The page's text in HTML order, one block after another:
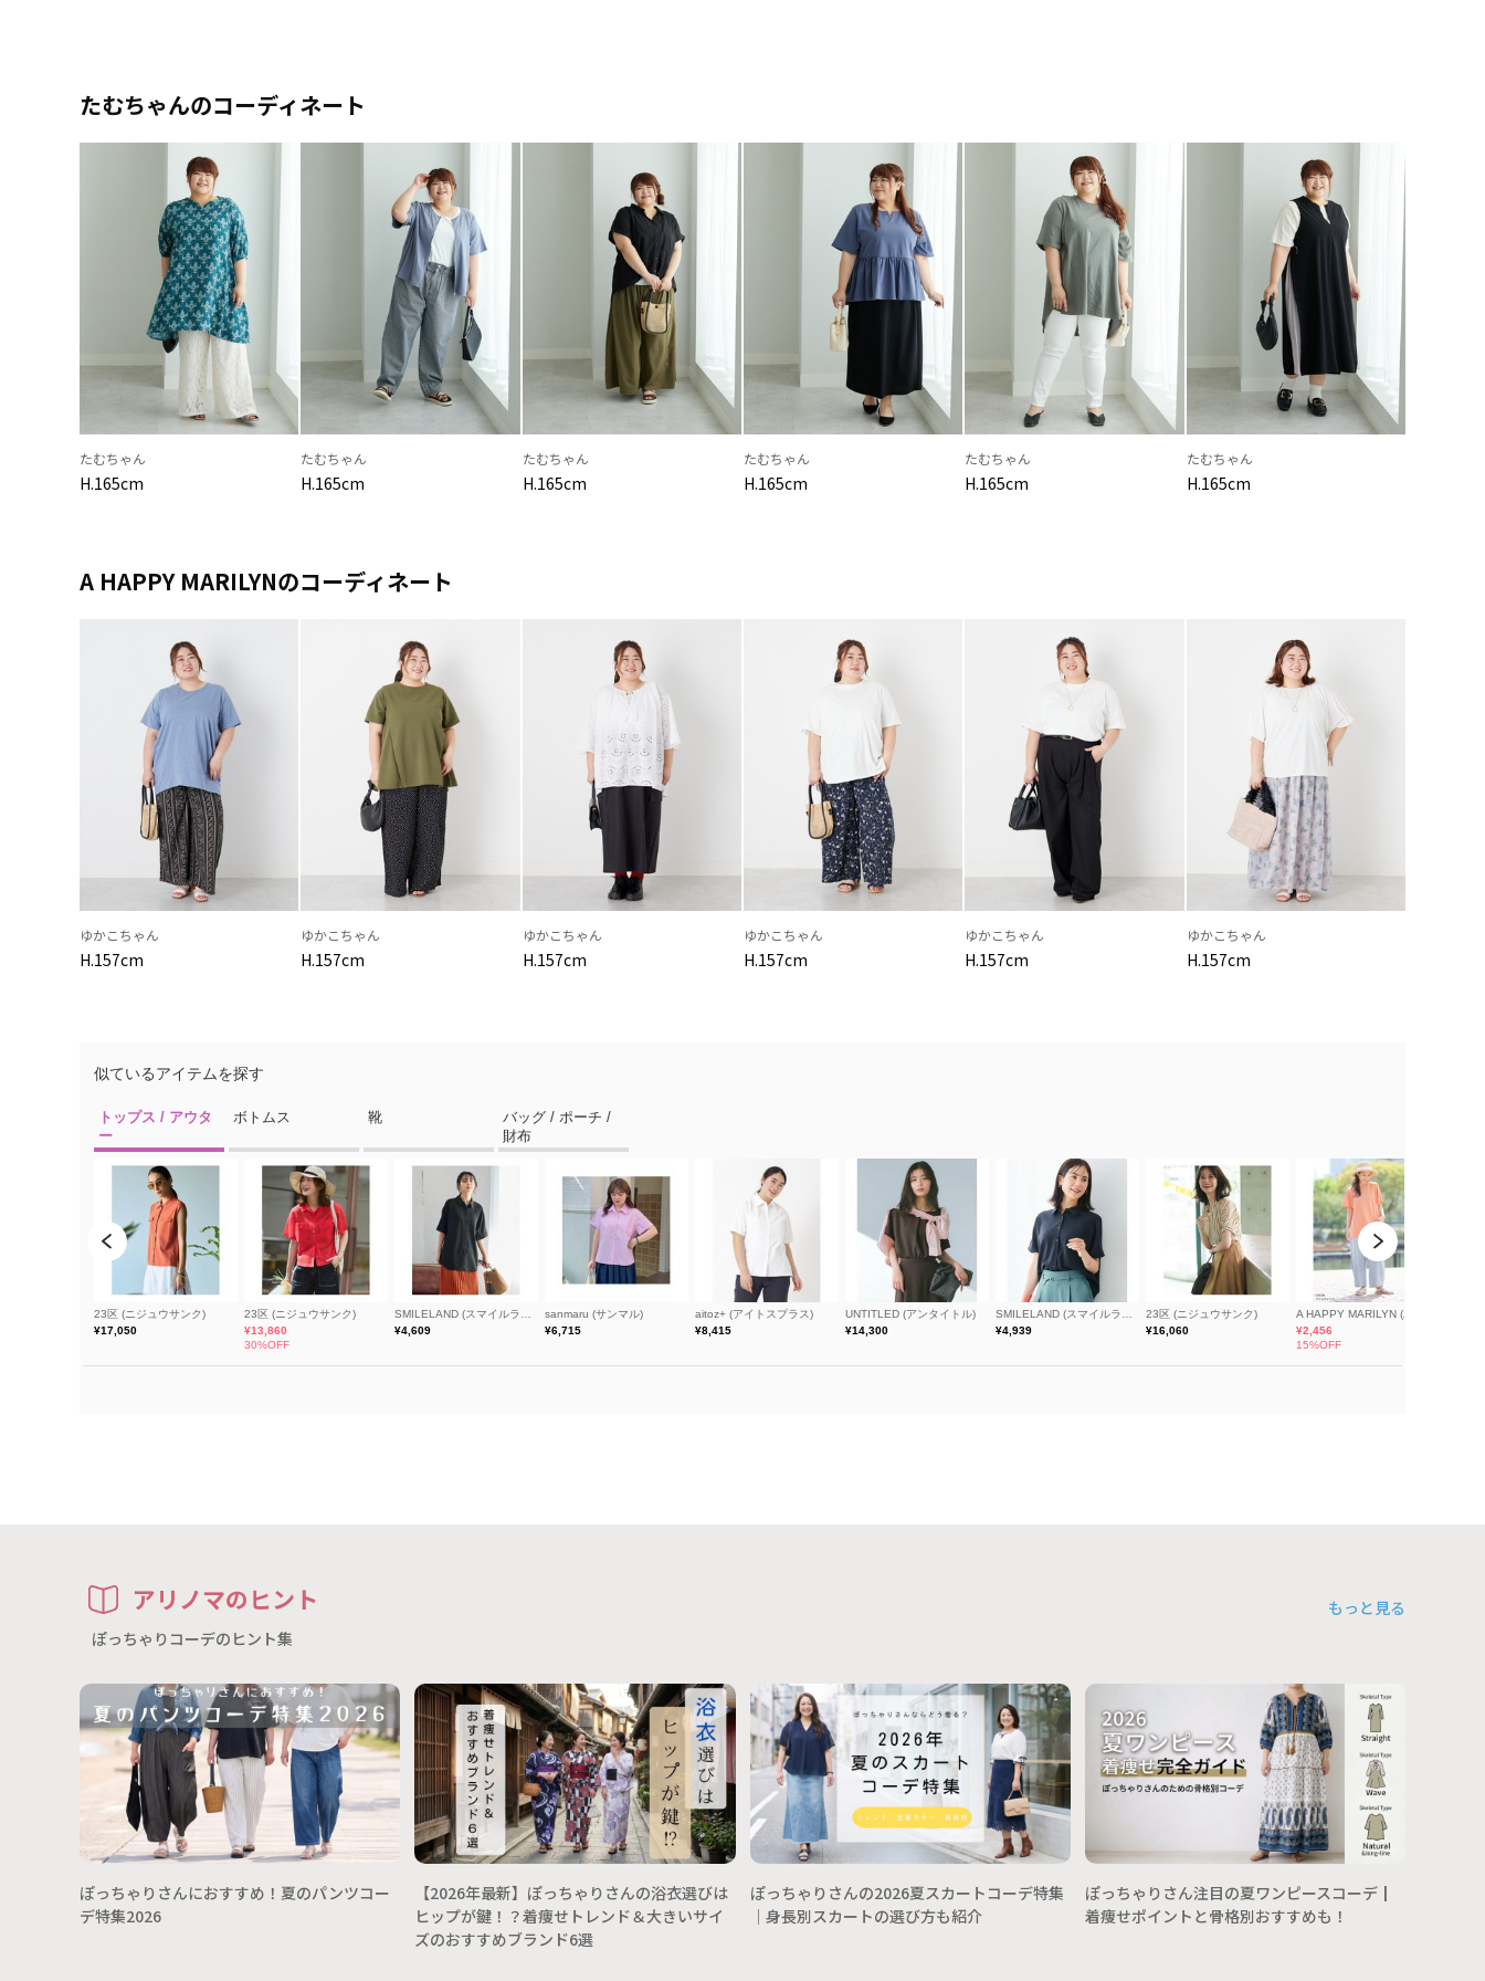
たむちゃんのコーディネート
たむちゃん
H.165cm
たむちゃん
H.165cm
たむちゃん
H.165cm
たむちゃん
H.165cm
たむちゃん
H.165cm
たむちゃん
H.165cm
A HAPPY MARILYNのコーディネート
ゆかこちゃん
H.157cm
ゆかこちゃん
H.157cm
ゆかこちゃん
H.157cm
ゆかこちゃん
H.157cm
ゆかこちゃん
H.157cm
ゆかこちゃん
H.157cm
アリノマのヒント
ぽっちゃりコーデのヒント集
もっと見る
ぽっちゃりさんにおすすめ！夏のパンツコー
デ特集2026
【2026年最新】ぽっちゃりさんの浴衣選びは
ヒップが鍵！？着痩せトレンド＆大きいサイ
ズのおすすめブランド6選
ぽっちゃりさんの2026夏スカートコーデ特集
│身長別スカートの選び方も紹介
ぽっちゃりさん注目の夏ワンピースコーデ┃
着痩せポイントと骨格別おすすめも！